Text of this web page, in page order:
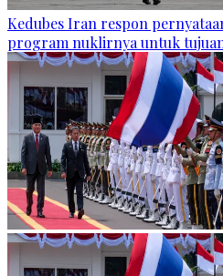
Kedubes Iran respon
program nuklirnya untuk